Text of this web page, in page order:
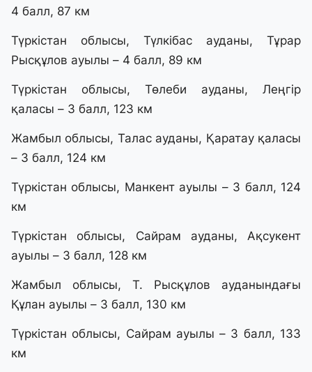
4 балл, 87 км
Түркістан облысы, Түлкібас ауданы, Тұрар
Рысқұлов ауылы – 4 балл, 89 км
Түркістан облысы, Төлеби ауданы, Леңгір
қаласы – 3 балл, 123 км
Жамбыл облысы, Талас ауданы, Қаратау қаласы
– 3 балл, 124 км
Түркістан облысы, Манкент ауылы – 3 балл, 124
км
Түркістан облысы, Сайрам ауданы, Ақсукент
ауылы – 3 балл, 128 км
Жамбыл облысы, Т. Рысқұлов ауданындағы
Құлан ауылы – 3 балл, 130 км
Түркістан облысы, Сайрам ауылы – 3 балл, 133
км